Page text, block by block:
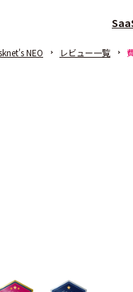
NEO レビュー一覧